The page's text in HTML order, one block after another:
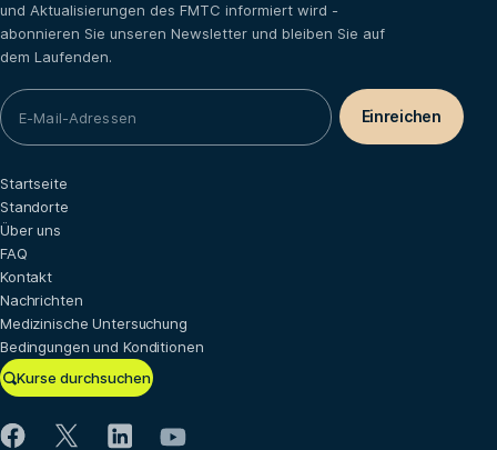
und Aktualisierungen des FMTC informiert wird -
abonnieren Sie unseren Newsletter und bleiben Sie auf
dem Laufenden.
Kurse durchsuchen
Startseite
Standorte
Über uns
FAQ
Kontakt
Nachrichten
Medizinische Untersuchung
Bedingungen und Konditionen